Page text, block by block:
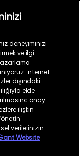
Bul
Site Haritası
Kullanım Koşulları
deneyiminizi
ve ilgi
İnternet
dışındaki
elde
onay
ilişkin
verilerinizin
Website